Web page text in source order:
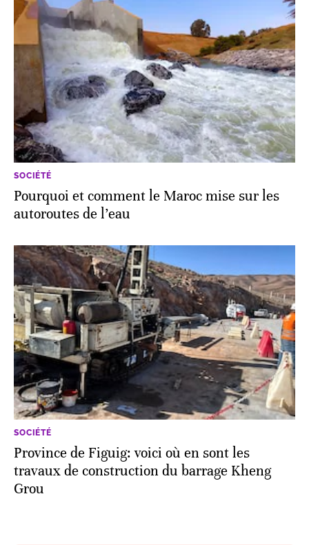
SOCIÉTÉ
Pourquoi et comment le Maroc mise sur les
autoroutes de l’eau
SOCIÉTÉ
Province de Figuig: voici où en sont les
travaux de construction du barrage Kheng
Grou